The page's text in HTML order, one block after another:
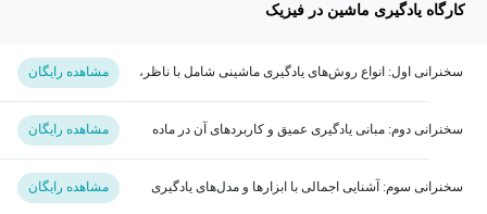
کارگاه یادگیری ماشین در فیزیک
سخنرانی اول: انواع روش‌های یادگیری ماشینی شامل با ناظر،
مشاهده رایگان
سخنرانی دوم: مبانی یادگیری عمیق و کاربردهای آن در ماده
مشاهده رایگان
سخنرانی سوم: آشنایی اجمالی با ابزارها و مدل‌های یادگیری
مشاهده رایگان